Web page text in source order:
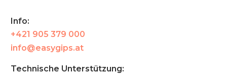
Info:
+421 905 379 000
info@easygips.at
Technische Unterstützung: